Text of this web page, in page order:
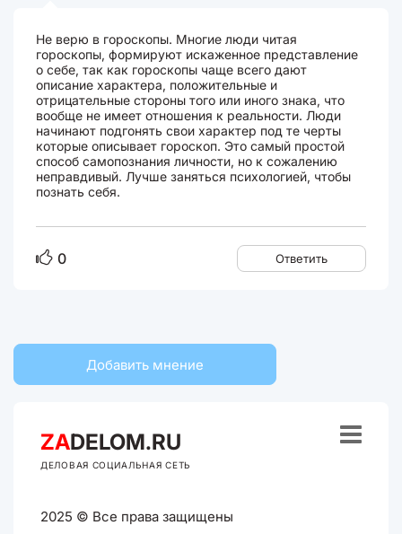
Не верю в гороскопы. Многие люди читая
гороскопы, формируют искаженное представление
о себе, так как гороскопы чаще всего дают
описание характера, положительные и
отрицательные стороны того или иного знака, что
вообще не имеет отношения к реальности. Люди
начинают подгонять свои характер под те черты
которые описывает гороскоп. Это самый простой
способ самопознания личности, но к сожалению
неправдивый. Лучше заняться психологией, чтобы
познать себя.
0 Ответить
Добавить мнение
ZADELOM.RU
ДЕЛОВАЯ СОЦИАЛЬНАЯ СЕТЬ
2025 © Все права защищены
